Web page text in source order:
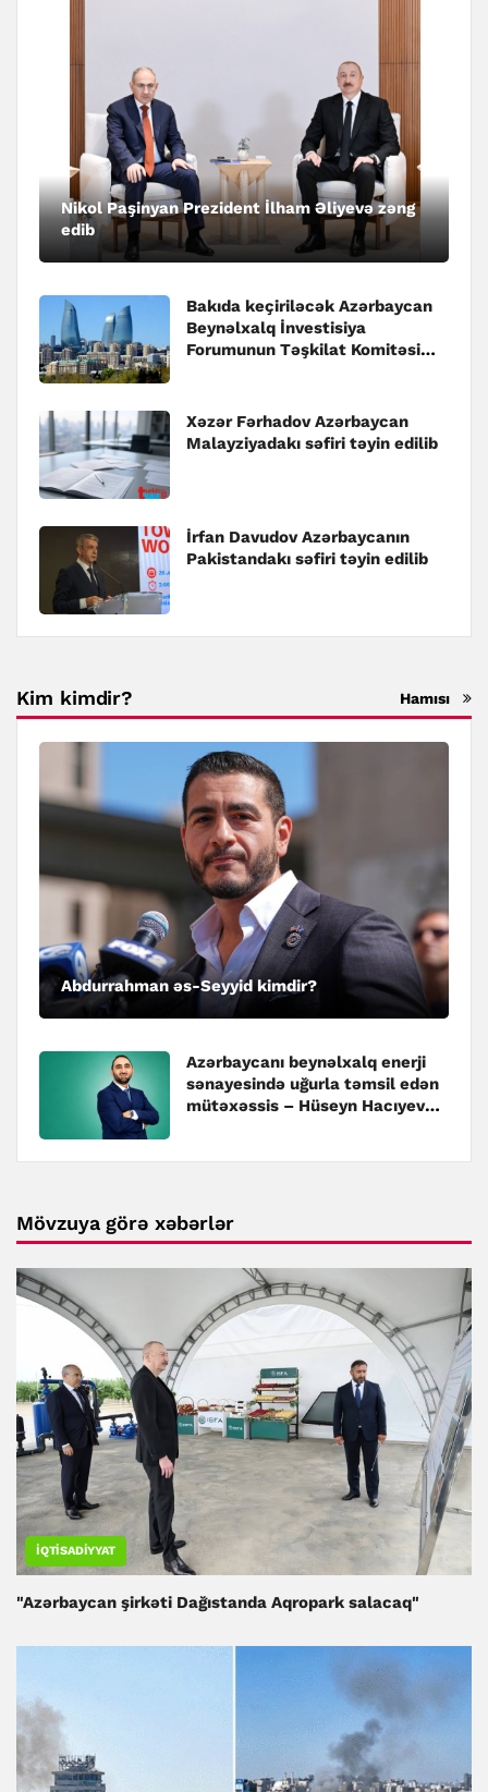
Nikol Paşinyan Prezident İlham Əliyevə zəng
edib
Bakıda keçiriləcək Azərbaycan
Beynəlxalq İnvestisiya
Forumunun Təşkilat Komitəsi
Xəzər Fərhadov Azərbaycan
Malayziyadakı səfiri təyin edilib
İrfan Davudov Azərbaycanın
Pakistandakı səfiri təyin edilib
Kim kimdir? Hamısı
Abdurrahman əs-Seyyid kimdir?
Azərbaycanı beynəlxalq enerji
sənayesində uğurla təmsil edən
mütəxəssis – Hüseyn Hacıyev
Mövzuya görə xəbərlər
İQTISADIYYAT
"Azərbaycan şirkəti Dağıstanda Aqropark salacaq"